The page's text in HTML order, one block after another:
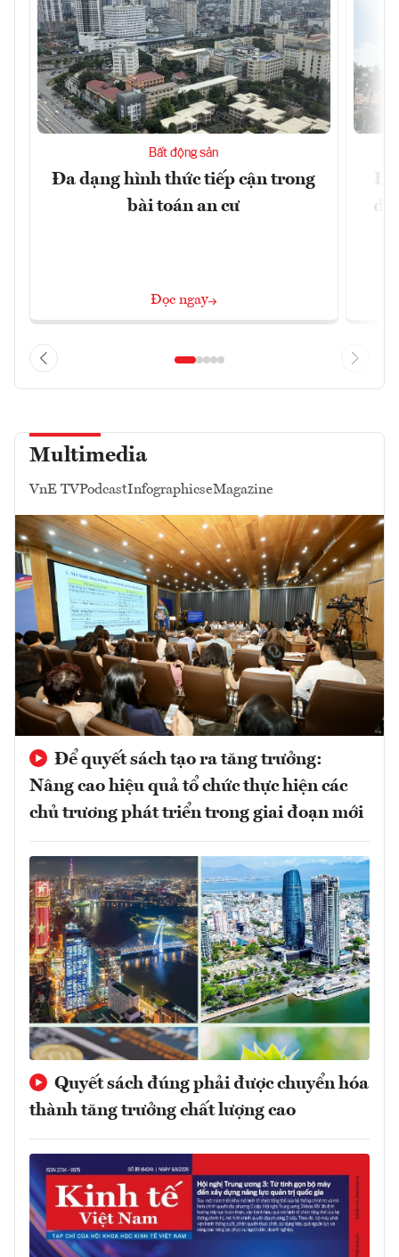
Bất động sản
Đa dạng hình thức tiếp cận trong
bài toán an cư
Đọc ngay
Multimedia
VnE TVPodcastInfographicseMagazine
Để quyết sách tạo ra tăng trưởng:
Nâng cao hiệu quả tổ chức thực hiện các
chủ trương phát triển trong giai đoạn mới
Quyết sách đúng phải được chuyển hóa
thành tăng trưởng chất lượng cao